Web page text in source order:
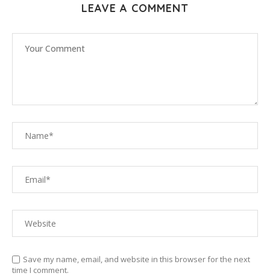
LEAVE A COMMENT
Save my name, email, and website in this browser for the next
time I comment.